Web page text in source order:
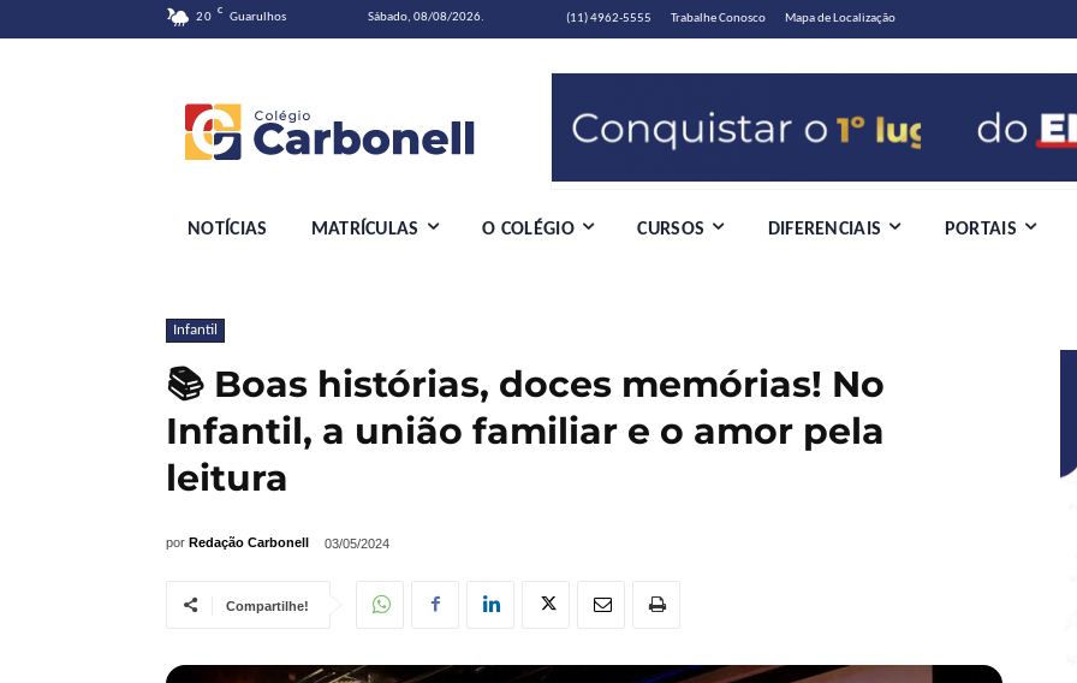
20 C Guarulhos Sábado, 08/08/2026. (11) 4962-5555 Trabalhe Conosco Mapa de Localização
NOTÍCIAS MATRÍCULAS O COLÉGIO CURSOS DIFERENCIAIS PORTAIS
Infantil
📚 Boas histórias, doces memórias! No
Infantil, a união familiar e o amor pela
leitura
por Redação Carbonell 03/05/2024
Compartilhe!